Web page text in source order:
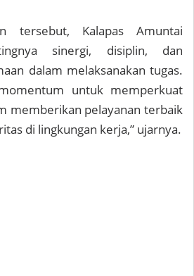
tersebut, Kalapas Amuntai
sinergi, disiplin, dan
dalam melaksanakan tugas.
untuk memperkuat
memberikan pelayanan terbaik
di lingkungan kerja,” ujarnya.